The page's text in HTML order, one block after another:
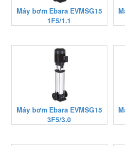
Máy bơm Ebara EVMSG15
1F5/1.1
Máy bơm Ebara EVMSG15
3F5/3.0